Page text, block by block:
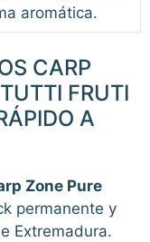
aromática.
CARP
FRUTI
A
Zone Pure
permanente y
Extremadura.